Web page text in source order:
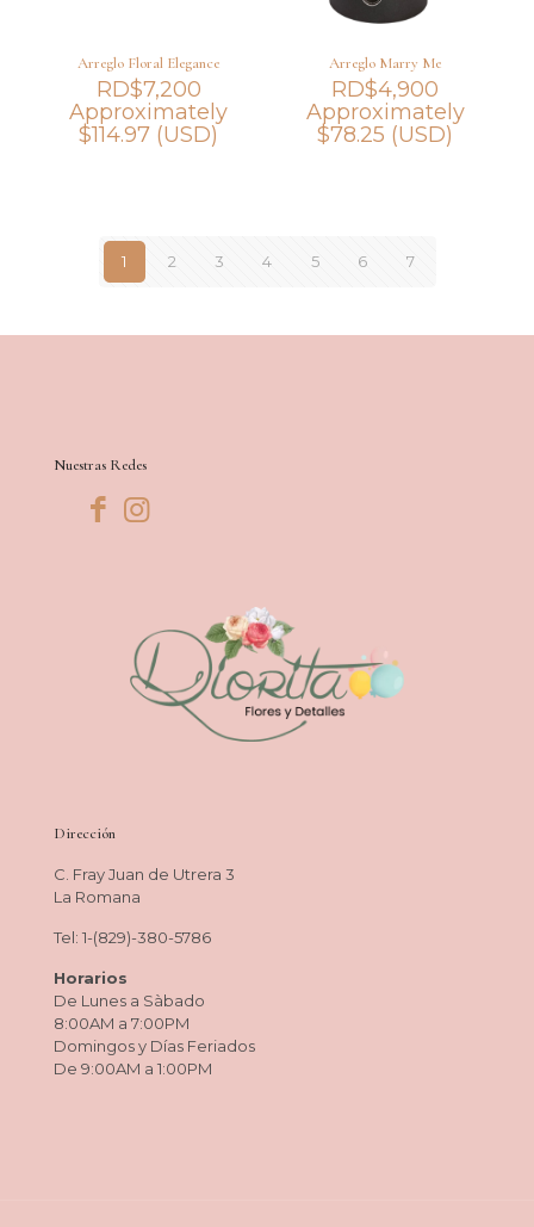
Arreglo Floral Elegance
RD$7,200
Approximately
$114.97 (USD)
Arreglo Marry Me
RD$4,900
Approximately
$78.25 (USD)
1 2 3 4 5 6 7
Nuestras Redes
Dirección
C. Fray Juan de Utrera 3
La Romana
Tel: 1-(829)-380-5786
Horarios
De Lunes a Sàbado
8:00AM a 7:00PM
Domingos y Días Feriados
De 9:00AM a 1:00PM